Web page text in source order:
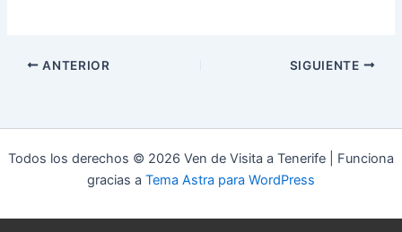
ANTERIOR SIGUIENTE
Todos los derechos © 2026 Ven de Visita a Tenerife | Funciona
gracias a Tema Astra para WordPress